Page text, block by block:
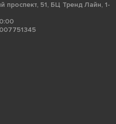
проспект, 51, БЦ Тренд Лайн, 1-